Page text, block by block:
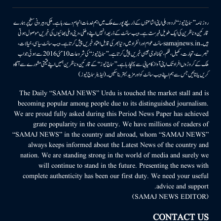
روزنامہ ’’سماج نیوز‘‘ اُردو دہلی اپنی اشاعتوں کے ذریعے پورے ملک میں اہم خدمات انجام دے رہا ہے۔ ملکی وبیرونی سطح پر ہمارے
قارئین وناظرین کی ایک طویل فہرست ہے۔ ویب سائٹ کے ذریعہ انہیں اپنے وطنی، دینی وملی بھائیوں کی خبریں موصول ہوتی
ہیں۔samajnews.inسائٹ عوام اور انفراد میں دنیا بھر کی قابل اعتماد خبریں پیش کرتا ہے۔ ویب سائٹ سیاسی، خیالات،
تبصرے، تجارت، کھیل، فلم، ٹیکنالوجی جیسی خبریں پیش کرتا ہے۔ ’’سماج نیوز‘‘ کی شروعات 10مئی 2016 سے ہوئی جو اب
ملک کے کروڑوں افراد تک اپنی آواز کامیابی سے پہنچا رہا ہے۔ ’’سماج نیوز‘‘ کے قارئین وناظرین ہمیں اپنے قیمتی مشورے سے آگاہ
کریں یا بتائیں جس سے ہم اپنے ویب سائٹ کو اور مزید بہتر بناسکیں۔ (ایڈیٹر سماج نیوز)
The Daily “SAMAJ NEWS” Urdu is touched the market stall and is
becoming popular among people due to its distinguished journalism.
We are proud fully asked during this Period News Paper has achieved
grate popularity in the country. We have millions of readers of
“SAMAJ NEWS” in the country and abroad, whom “SAMAJ NEWS”
always keeps informed about the Latest News of the country and
nation. We are standing strong in the world of media and surely we
will continue to stand in the future. Presenting the news with
complete authenticity has been our first duty. We need your useful
advice and support.
(SAMAJ NEWS EDITOR)
CONTACT US